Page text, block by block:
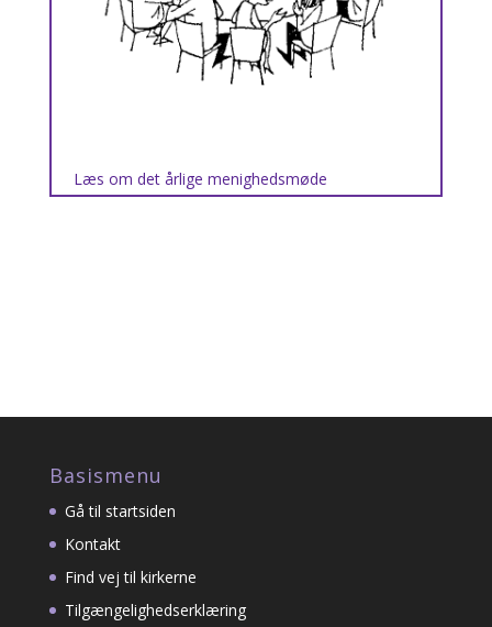
Læs om det årlige menighedsmøde
Basismenu
Gå til startsiden
Kontakt
Find vej til kirkerne
Tilgængelighedserklæring